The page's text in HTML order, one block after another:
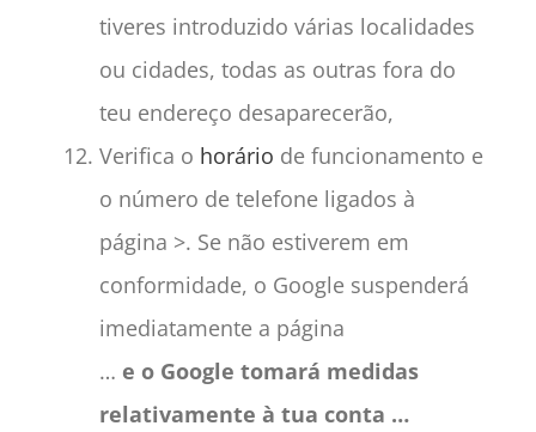
tiveres introduzido várias localidades
ou cidades, todas as outras fora do
teu endereço desaparecerão,
Verifica o horário de funcionamento e
o número de telefone ligados à
página >. Se não estiverem em
conformidade, o Google suspenderá
imediatamente a página
… e o Google tomará medidas
relativamente à tua conta …